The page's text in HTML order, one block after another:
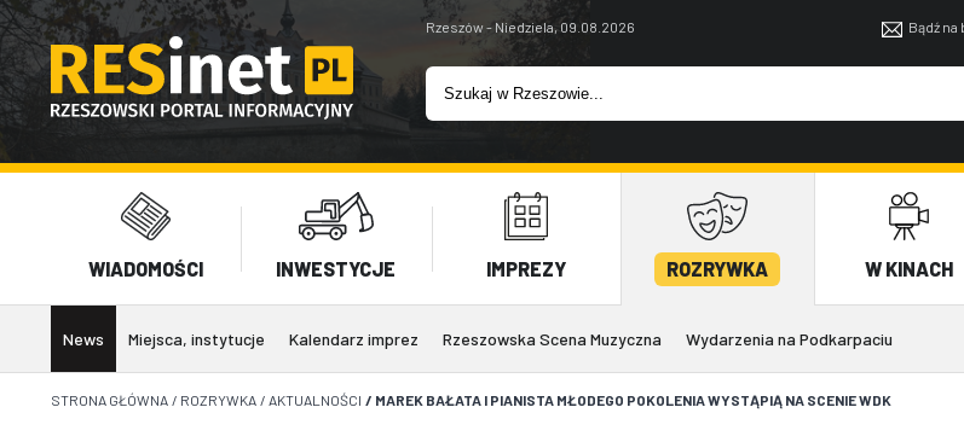
Rzeszów - Niedziela, 09.08.2026 Bądź na
WIADOMOŚCI INWESTYCJE IMPREZY ROZRYWKA W KINACH
News Miejsca, instytucje Kalendarz imprez Rzeszowska Scena Muzyczna Wydarzenia na Podkarpaciu
STRONA GŁÓWNA / ROZRYWKA / AKTUALNOŚCI / MAREK BAŁATA I PIANISTA MŁODEGO POKOLENIA WYSTĄPIĄ NA SCENIE WDK